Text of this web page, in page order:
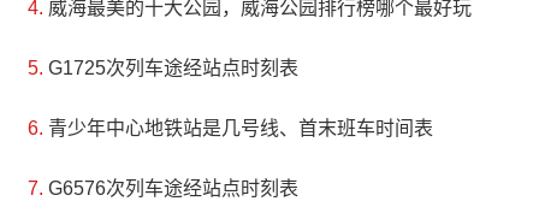
威海最美的十大公园，威海公园排行榜哪个最好玩
G1725次列车途经站点时刻表
青少年中心地铁站是几号线、首末班车时间表
G6576次列车途经站点时刻表